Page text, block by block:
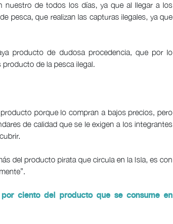
nuestro de todos los días, ya que al llegar a los
pesca, que realizan las capturas ilegales, ya que
producto de dudosa procedencia, que por lo
de la pesca ilegal.
porque lo compran a bajos precios, pero
de calidad que se le exigen a los integrantes
del producto pirata que circula en la Isla, es con
ciento del producto que se consume en